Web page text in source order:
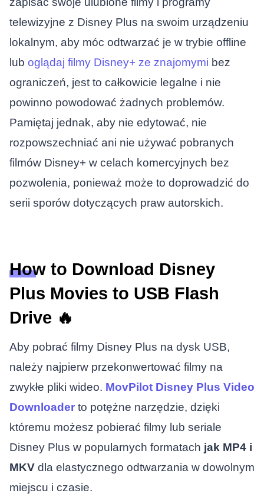
telewizyjne z Disney Plus na swoim urządzeniu
lokalnym, aby móc odtwarzać je w trybie offline
lub oglądaj filmy Disney+ ze znajomymi bez
ograniczeń, jest to całkowicie legalne i nie
powinno powodować żadnych problemów.
Pamiętaj jednak, aby nie edytować, nie
rozpowszechniać ani nie używać pobranych
filmów Disney+ w celach komercyjnych bez
pozwolenia, ponieważ może to doprowadzić do
serii sporów dotyczących praw autorskich.
How to Download Disney
Plus Movies to USB Flash
Drive 🔥
Aby pobrać filmy Disney Plus na dysk USB,
należy najpierw przekonwertować filmy na
zwykłe pliki wideo. MovPilot Disney Plus Video
Downloaderto potężne narzędzie, dzięki
któremu możesz pobierać filmy lub seriale
Disney Plus w popularnych formatach jak MP4 i
MKVdla elastycznego odtwarzania w dowolnym
miejscu i czasie.